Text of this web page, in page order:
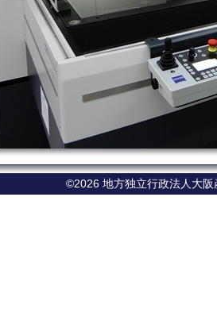
©2026 地方独立行政法人大阪